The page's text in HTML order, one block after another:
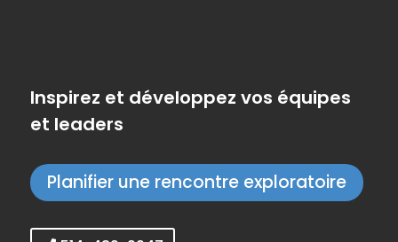
Inspirez et développez vos équipes
et leaders
Planifier une rencontre exploratoire